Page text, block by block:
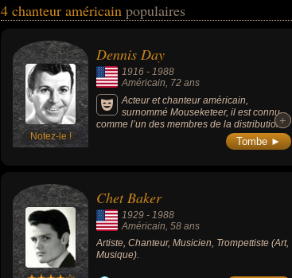
4 chanteur américain populaires
Notez-le !
Dennis Day
1916 - 1988
Américain, 72 ans
Acteur et chanteur américain,
surnommé Mouseketeer, il est connu
comme l’un des membres de la distribution
originale du « Mickey Mouse Club » (1955-
1959) dont les émissions avaient comme
chanteurs, dont Mouseketeer.
+
+
Tombe ►
Chet Baker
1929 - 1988
Américain, 58 ans
Artiste, Chanteur, Musicien, Trompettiste (Art,
Musique).